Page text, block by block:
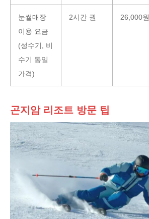
눈썰매장
이용 요금
(성수기, 비
수기 동일
가격)
2시간 권 26,000원
곤지암 리조트 방문 팁